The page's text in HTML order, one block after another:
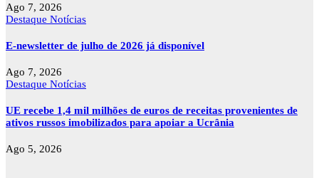
Ago 7, 2026
Destaque Notícias
E-newsletter de julho de 2026 já disponível
Ago 7, 2026
Destaque Notícias
UE recebe 1,4 mil milhões de euros de receitas provenientes de
ativos russos imobilizados para apoiar a Ucrânia
Ago 5, 2026